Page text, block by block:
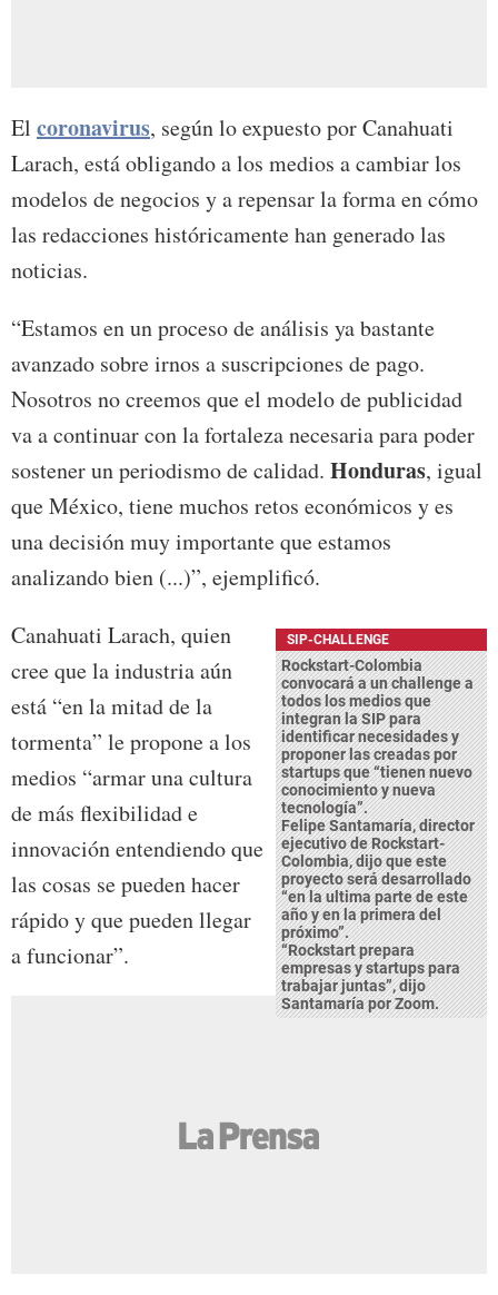
El coronavirus, según lo expuesto por Canahuati
Larach, está obligando a los medios a cambiar los
modelos de negocios y a repensar la forma en cómo
las redacciones históricamente han generado las
noticias.
“Estamos en un proceso de análisis ya bastante
avanzado sobre irnos a suscripciones de pago.
Nosotros no creemos que el modelo de publicidad
va a continuar con la fortaleza necesaria para poder
sostener un periodismo de calidad. Honduras, igual
que México, tiene muchos retos económicos y es
una decisión muy importante que estamos
analizando bien (...)”, ejemplificó.
SIP-CHALLENGE
Rockstart-Colombia
convocará a un challenge a
todos los medios que
integran la SIP para
identificar necesidades y
proponer las creadas por
startups que “tienen nuevo
conocimiento y nueva
tecnología”.
Felipe Santamaría, director
ejecutivo de Rockstart-
Colombia, dijo que este
proyecto será desarrollado
“en la ultima parte de este
año y en la primera del
próximo”.
“Rockstart prepara
empresas y startups para
trabajar juntas”, dijo
Santamaría por Zoom.
Canahuati Larach, quien
cree que la industria aún
está “en la mitad de la
tormenta” le propone a los
medios “armar una cultura
de más flexibilidad e
innovación entendiendo que
las cosas se pueden hacer
rápido y que pueden llegar
a funcionar”.